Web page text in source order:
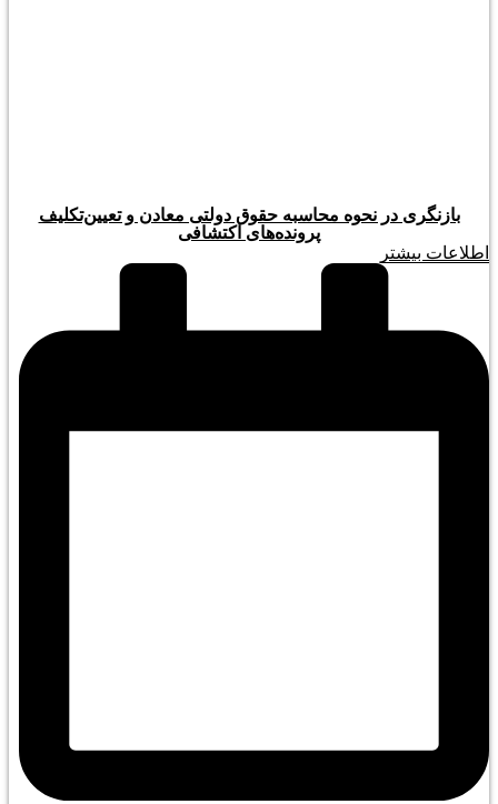
بازنگری در نحوه محاسبه حقوق دولتی معادن و تعیین‌تکلیف
پرونده‌های اکتشافی
اطلاعات بیشتر